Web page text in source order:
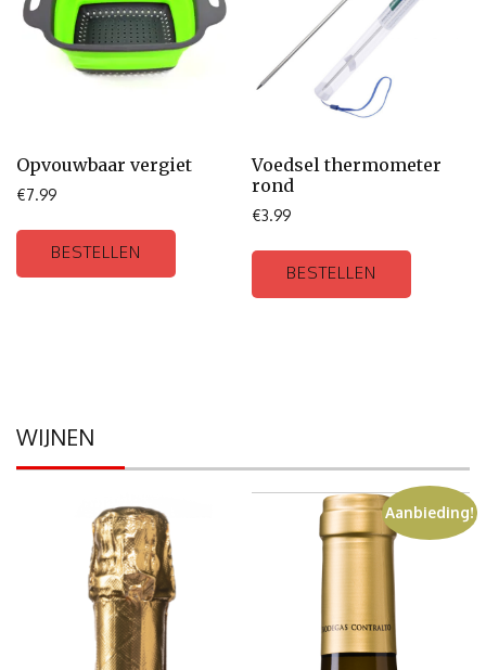
Opvouwbaar vergiet
€7.99
BESTELLEN
Voedsel thermometer
rond
€3.99
BESTELLEN
WIJNEN
Aanbieding!